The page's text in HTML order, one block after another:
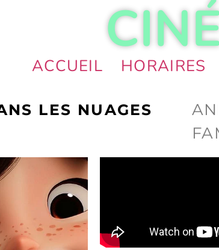
ACCUEIL HORAIRES
LES NUAGES